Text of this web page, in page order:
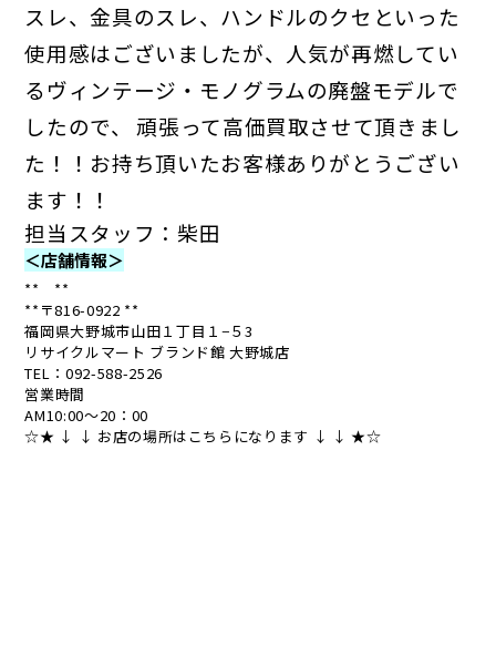
スレ、金具のスレ、ハンドルのクセといった
使用感はございましたが、人気が再燃してい
るヴィンテージ・モノグラムの廃盤モデルで
したので、
頑張って高価買取させて頂きまし
た！！お持ち頂いたお客様ありがとうござい
ます！！
担当スタッフ：柴田
＜店舗情報＞
** **
**〒816-0922 **
福岡県大野城市山田１丁目１−５3
リサイクルマート ブランド館 大野城店
TEL： 092-588-2526
営業時間
AM10:00～20：00
☆★ ↓ ↓ お店の場所はこちらになります ↓ ↓ ★☆